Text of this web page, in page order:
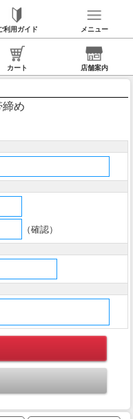
利用ガイド メニュー
カート 店舗案内
締め
（確認）